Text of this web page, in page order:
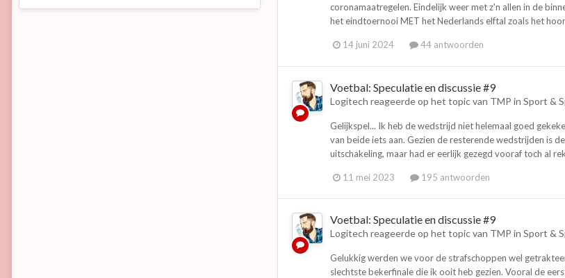
coronamaatregelen. Eindelijk weer met z'n allen in de
het eindtoernooi MET het Nederlands elftal zoals het
14 juni 2024 44 antwoorden
Voetbal: Speculatie en discussie #9
Logitech reageerde op het topic van TMP in Sport &
Gelijkspel... Ik heb de wedstrijd niet helemaal goed
van beide iets aan. Gezien de resterende wedstrijden is
uitschakeling, maar had er eerlijk gezegd vooraf toch al
11 mei 2023 195 antwoorden
Voetbal: Speculatie en discussie #9
Logitech reageerde op het topic van TMP in Sport &
Gelukkig werden we voor de strafschoppen wel
slechtste bekerfinale die ik ooit heb gezien. Vooral de